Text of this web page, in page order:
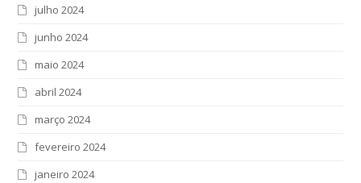
julho 2024
junho 2024
maio 2024
abril 2024
março 2024
fevereiro 2024
janeiro 2024